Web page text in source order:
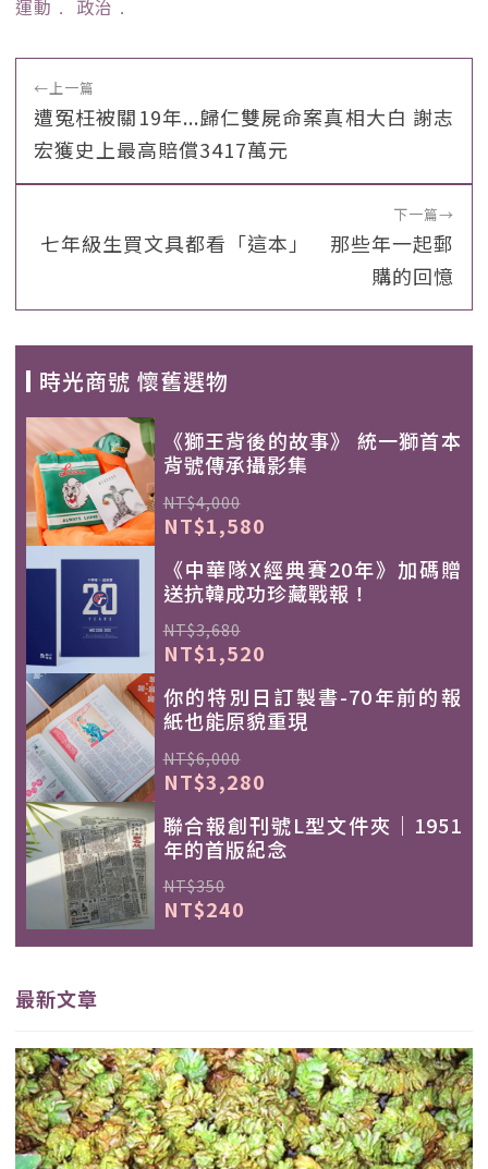
運動 ﹒ 政治 ﹒
←上一篇
遭冤枉被關19年...歸仁雙屍命案真相大白 謝志
宏獲史上最高賠償3417萬元
下一篇→
七年級生買文具都看「這本」 那些年一起郵
購的回憶
時光商號 懷舊選物
《獅王背後的故事》 統一獅首本
背號傳承攝影集
NT$4,000
NT$1,580
《中華隊X經典賽20年》加碼贈
送抗韓成功珍藏戰報！
NT$3,680
NT$1,520
你的特別日訂製書-70年前的報
紙也能原貌重現
NT$6,000
NT$3,280
聯合報創刊號L型文件夾｜1951
年的首版紀念
NT$350
NT$240
最新文章